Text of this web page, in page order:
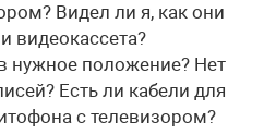
Видел ли я, как они
видеокассета?
нужное положение? Нет
Есть ли кабели для
с телевизором?